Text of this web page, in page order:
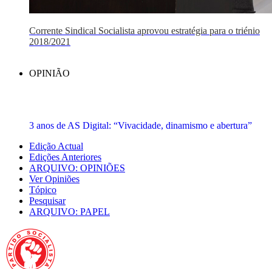
Corrente Sindical Socialista aprovou estratégia para o triénio
2018/2021
OPINIÃO
3 anos de AS Digital: “Vivacidade, dinamismo e abertura”
Edição Actual
Edições Anteriores
ARQUIVO: OPINIÕES
Ver Opiniões
Tópico
Pesquisar
ARQUIVO: PAPEL